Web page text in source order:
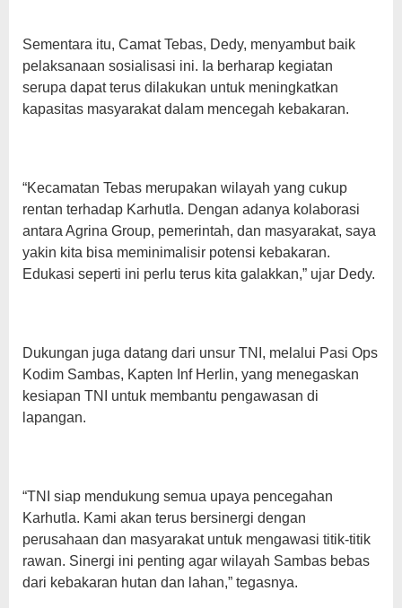
Sementara itu, Camat Tebas, Dedy, menyambut baik
pelaksanaan sosialisasi ini. Ia berharap kegiatan
serupa dapat terus dilakukan untuk meningkatkan
kapasitas masyarakat dalam mencegah kebakaran.
“Kecamatan Tebas merupakan wilayah yang cukup
rentan terhadap Karhutla. Dengan adanya kolaborasi
antara Agrina Group, pemerintah, dan masyarakat, saya
yakin kita bisa meminimalisir potensi kebakaran.
Edukasi seperti ini perlu terus kita galakkan,” ujar Dedy.
Dukungan juga datang dari unsur TNI, melalui Pasi Ops
Kodim Sambas, Kapten Inf Herlin, yang menegaskan
kesiapan TNI untuk membantu pengawasan di
lapangan.
“TNI siap mendukung semua upaya pencegahan
Karhutla. Kami akan terus bersinergi dengan
perusahaan dan masyarakat untuk mengawasi titik-titik
rawan. Sinergi ini penting agar wilayah Sambas bebas
dari kebakaran hutan dan lahan,” tegasnya.